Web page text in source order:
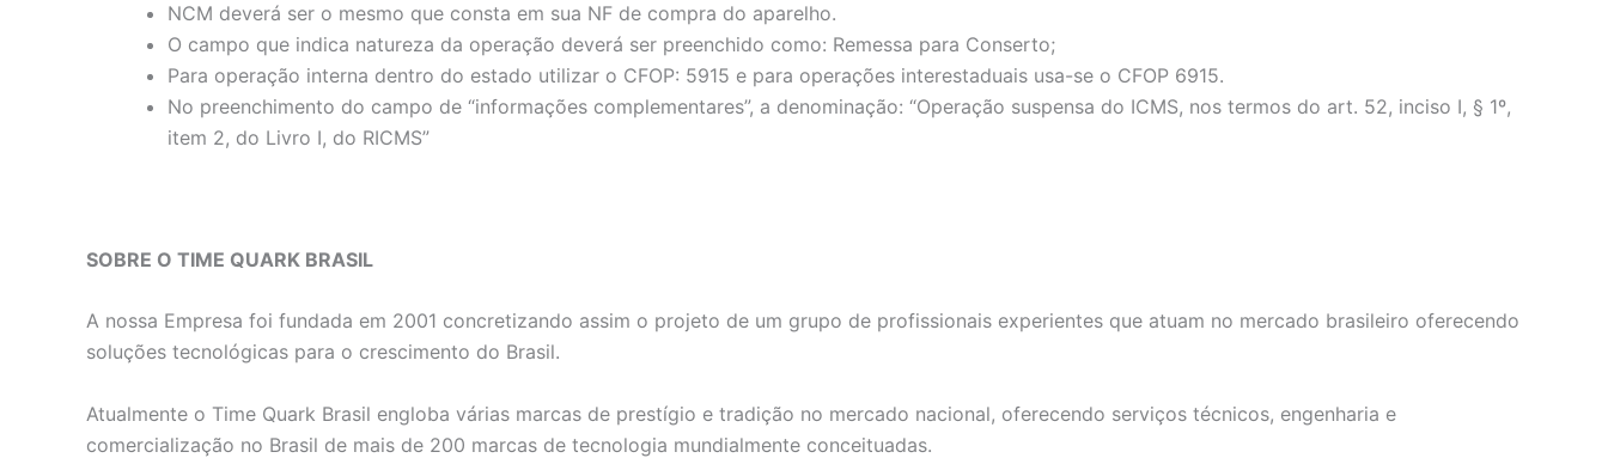
NCM deverá ser o mesmo que consta em sua NF de compra do aparelho.
O campo que indica natureza da operação deverá ser preenchido como: Remessa para Conserto;
Para operação interna dentro do estado utilizar o CFOP: 5915 e para operações interestaduais usa-se o CFOP 6915.
No preenchimento do campo de “informações complementares”, a denominação: “Operação suspensa do ICMS, nos termos do art. 52, inciso I, § 1º,
item 2, do Livro I, do RICMS”
SOBRE O TIME QUARK BRASIL
A nossa Empresa foi fundada em 2001 concretizando assim o projeto de um grupo de profissionais experientes que atuam no mercado brasileiro oferecendo
soluções tecnológicas para o crescimento do Brasil.
Atualmente o Time Quark Brasil engloba várias marcas de prestígio e tradição no mercado nacional, oferecendo serviços técnicos, engenharia e
comercialização no Brasil de mais de 200 marcas de tecnologia mundialmente conceituadas.